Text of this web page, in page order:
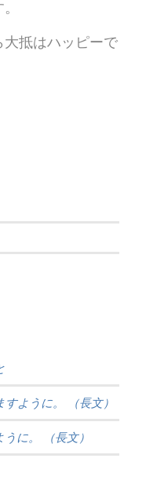
抵はハッピーで
ように。 （長文）
に。 （長文）